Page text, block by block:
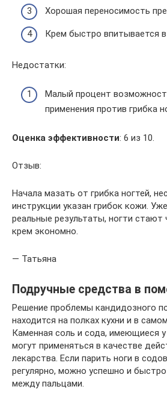
Хорошая переносимость
Крем быстро впитывается
Недостатки:
Малый процент
применения против грибка
Оценка эффективности: 6 из 10.
Отзыв:
Начала мазать от грибка ногтей,
инструкции указан грибок кожи.
реальные результаты, ногти стают
крем экономно.
— Татьяна
Подручные средства в
Решение проблемы кандидозного
находится на полках кухни и в
Каменная соль и сода, имеющиеся
могут применяться в качестве
лекарства. Если парить ноги в
регулярно, можно успешно и
между пальцами.